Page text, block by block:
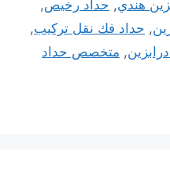
هندي, حداد رخيص,
, حداد فك نقل تركيب,
, متخصص حداد